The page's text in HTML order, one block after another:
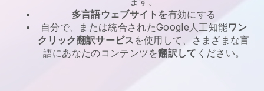
多言語ウェブサイトを有効にする
自分で、または統合されたGoogle人工知能ワン
クリック翻訳サービス を使用して、さまざまな言
語にあなたのコンテンツを翻訳して ください。